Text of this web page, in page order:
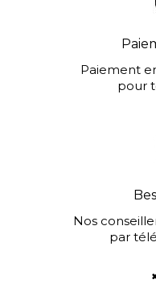
Paiement
pour
Nos
par